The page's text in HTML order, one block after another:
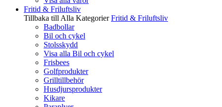
Fritid & Friluftsliv
Tillbaka till Alla Kategorier Fritid & Friluftsliv
Badbollar
Bil och cykel
Stolsskydd
Visa alla Bil och cykel
Frisbees
Golfprodukter
Grilltillbehör
Husdjursprodukter
Kikare